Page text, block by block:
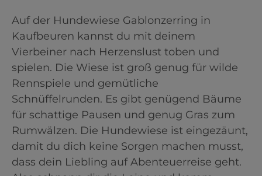
Auf der Hundewiese Gablonzerring in
Kaufbeuren kannst du mit deinem
Vierbeiner nach Herzenslust toben und
spielen. Die Wiese ist groß genug für wilde
Rennspiele und gemütliche
Schnüffelrunden. Es gibt genügend Bäume
für schattige Pausen und genug Gras zum
Rumwälzen. Die Hundewiese ist eingezäunt,
damit du dich keine Sorgen machen musst,
dass dein Liebling auf Abenteuerreise geht.